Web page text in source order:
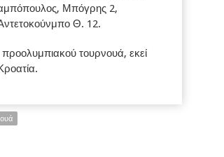
Μπόγρης 2,
Θ. 12.
τουρνουά, εκεί